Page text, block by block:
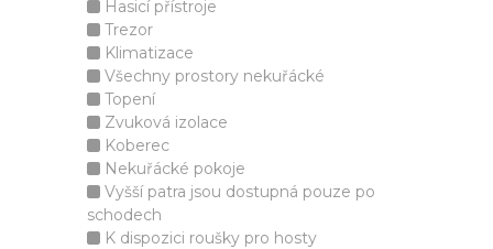
Hasicí přístroje
Trezor
Klimatizace
Všechny prostory nekuřácké
Topení
Zvuková izolace
Koberec
Nekuřácké pokoje
Vyšší patra jsou dostupná pouze po
schodech
K dispozici roušky pro hosty